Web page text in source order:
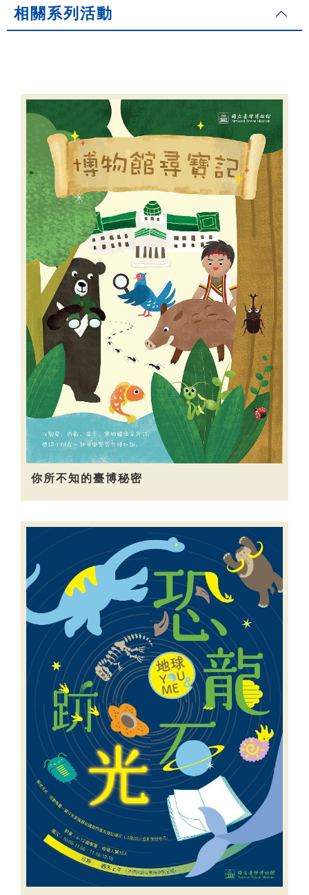
相關系列活動
你所不知的臺博秘密